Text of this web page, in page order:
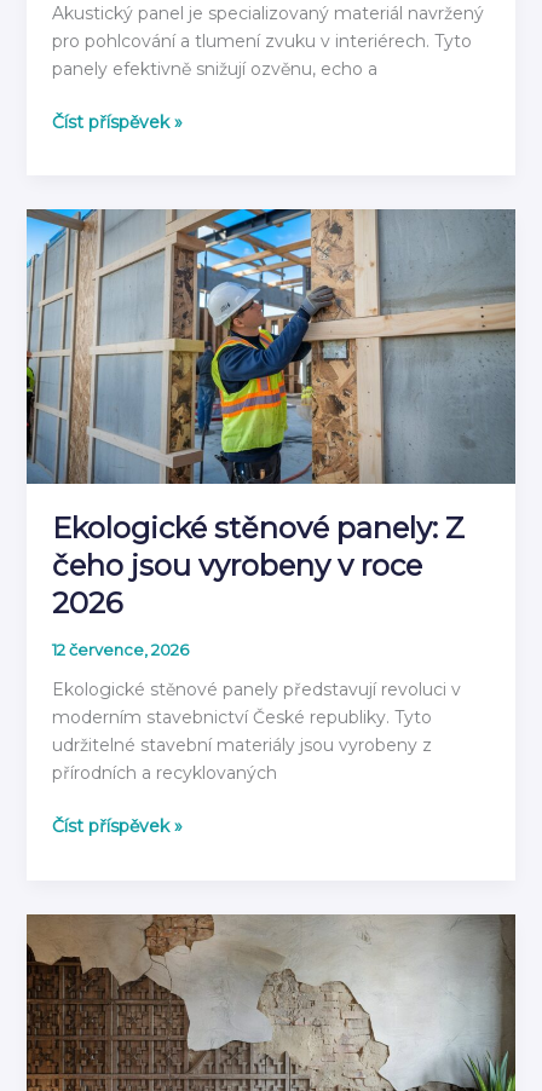
Akustický panel je specializovaný materiál navržený
pro pohlcování a tlumení zvuku v interiérech. Tyto
panely efektivně snižují ozvěnu, echo a
Co
a
jak
tlumí
zvuk
Kompletní
průvodce
2026
Číst příspěvek »
Ekologické stěnové panely: Z
čeho jsou vyrobeny v roce
2026
12 července, 2026
Ekologické stěnové panely představují revoluci v
moderním stavebnictví České republiky. Tyto
udržitelné stavební materiály jsou vyrobeny z
přírodních a recyklovaných
Ekologické
jsou
vyrobeny
v
roce
2026
Číst příspěvek »